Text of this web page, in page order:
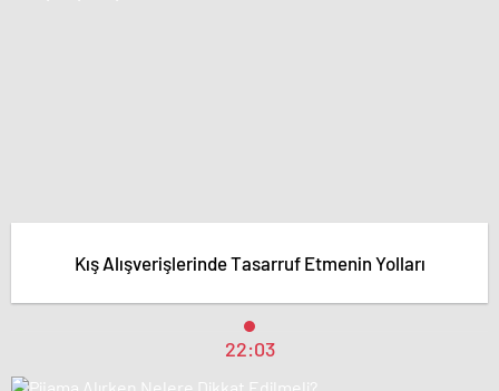
Kış Alışverişlerinde Tasarruf Etmenin Yolları
22:03